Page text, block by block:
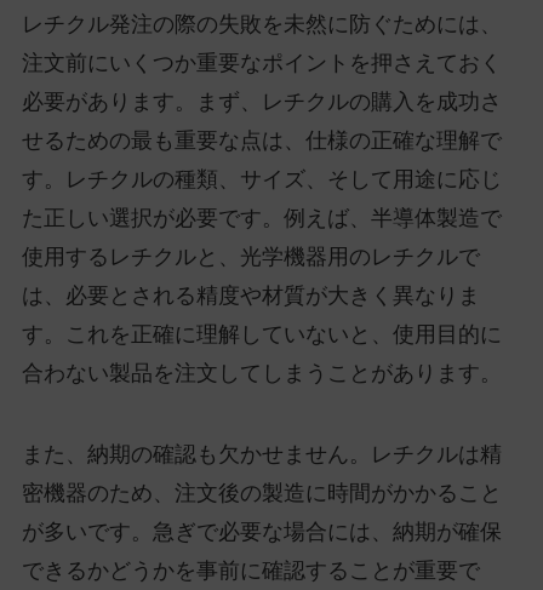
レチクル発注の際の失敗を未然に防ぐためには、
注文前にいくつか重要なポイントを押さえておく
必要があります。まず、レチクルの購入を成功さ
せるための最も重要な点は、仕様の正確な理解で
す。レチクルの種類、サイズ、そして用途に応じ
た正しい選択が必要です。例えば、半導体製造で
使用するレチクルと、光学機器用のレチクルで
は、必要とされる精度や材質が大きく異なりま
す。これを正確に理解していないと、使用目的に
合わない製品を注文してしまうことがあります。
また、納期の確認も欠かせません。レチクルは精
密機器のため、注文後の製造に時間がかかること
が多いです。急ぎで必要な場合には、納期が確保
できるかどうかを事前に確認することが重要で